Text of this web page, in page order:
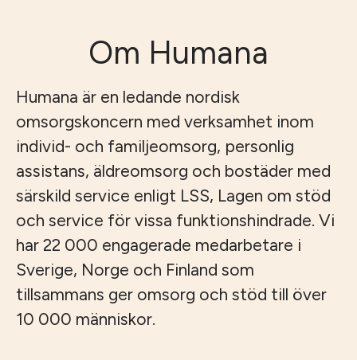
Om Humana
Humana är en ledande nordisk
omsorgskoncern med verksamhet inom
individ- och familjeomsorg, personlig
assistans, äldreomsorg och bostäder med
särskild service enligt LSS, Lagen om stöd
och service för vissa funktionshindrade. Vi
har 22 000 engagerade medarbetare i
Sverige, Norge och Finland som
tillsammans ger omsorg och stöd till över
10 000 människor.